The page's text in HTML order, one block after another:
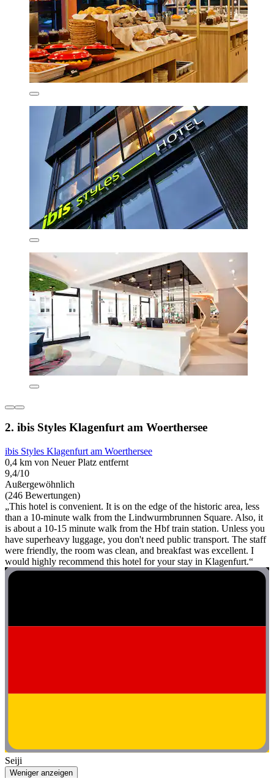
2. ibis Styles Klagenfurt am Woerthersee
ibis Styles Klagenfurt am Woerthersee
0,4 km von Neuer Platz entfernt
9,4/10
Außergewöhnlich
(246 Bewertungen)
„This hotel is convenient. It is on the edge of the historic area, less
than a 10-minute walk from the Lindwurmbrunnen Square. Also, it
is about a 10-15 minute walk from the Hbf train station. Unless you
have superheavy luggage, you don't need public transport. The staff
were friendly, the room was clean, and breakfast was excellent. I
would highly recommend this hotel for your stay in Klagenfurt.“
Seiji
Weniger anzeigen